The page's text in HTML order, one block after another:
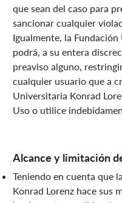
que sean del caso para
sancionar cualquier
Igualmente, la
podrá, a su entera
preaviso alguno,
cualquier usuario que a
Universitaria Konrad
Uso o utilice
Alcance y limitación
Teniendo en cuenta que
Konrad Lorenz hace sus